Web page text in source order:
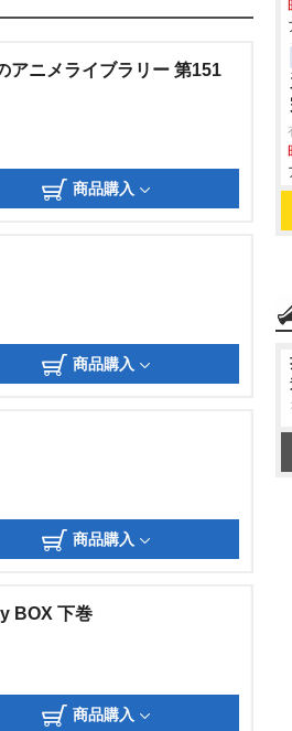
アニメライブラリー 第151
商品購入
商品購入
商品購入
BOX 下巻
商品購入